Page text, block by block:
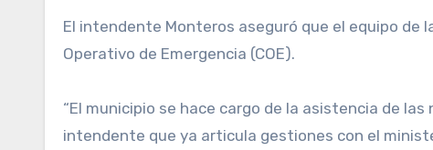
El intendente Monteros aseguró que el equipo de
Operativo de Emergencia (COE).
“El municipio se hace cargo de la asistencia de
intendente que ya articula gestiones con el